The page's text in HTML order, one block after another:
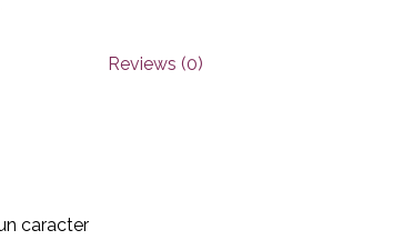
Reviews (0)
caracter